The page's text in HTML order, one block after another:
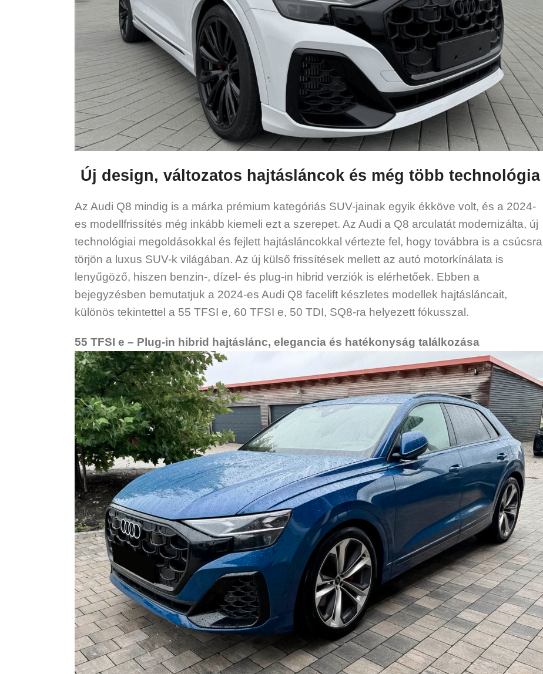
Új design, változatos hajtásláncok és még több technológia
Az Audi Q8 mindig is a márka prémium kategóriás SUV-jainak egyik ékköve volt, és a 2024-
es modellfrissítés még inkább kiemeli ezt a szerepet. Az Audi a Q8 arculatát modernizálta, új
technológiai megoldásokkal és fejlett hajtásláncokkal vértezte fel, hogy továbbra is a csúcsra
törjön a luxus SUV-k világában. Az új külső frissítések mellett az autó motorkínálata is
lenyűgöző, hiszen benzin-, dízel- és plug-in hibrid verziók is elérhetőek. Ebben a
bejegyzésben bemutatjuk a 2024-es Audi Q8 facelift készletes modellek hajtásláncait,
különös tekintettel a 55 TFSI e, 60 TFSI e, 50 TDI, SQ8-ra helyezett fókusszal.
55 TFSI e – Plug-in hibrid hajtáslánc, elegancia és hatékonyság találkozása